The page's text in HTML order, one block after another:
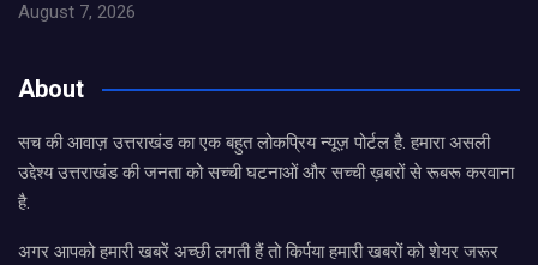
August 7, 2026
About
सच की आवाज़ उत्तराखंड का एक बहुत लोकप्रिय न्यूज़ पोर्टल है. हमारा असली
उद्देश्य उत्तराखंड की जनता को सच्ची घटनाओं और सच्ची ख़बरों से रूबरू करवाना
है.
अगर आपको हमारी खबरें अच्छी लगती हैं तो किर्पया हमारी खबरों को शेयर जरूर